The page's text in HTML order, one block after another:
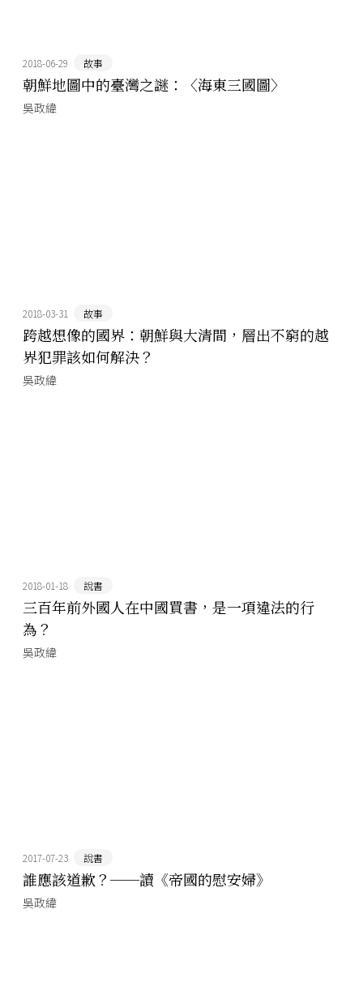
2018-06-29 故事
朝鮮地圖中的臺灣之謎：〈海東三國圖〉
吳政緯
2018-03-31 故事
跨越想像的國界：朝鮮與大清間，層出不窮的越
界犯罪該如何解決？
吳政緯
2018-01-18 說書
三百年前外國人在中國買書，是一項違法的行
為？
吳政緯
2017-07-23 說書
誰應該道歉？──讀《帝國的慰安婦》
吳政緯